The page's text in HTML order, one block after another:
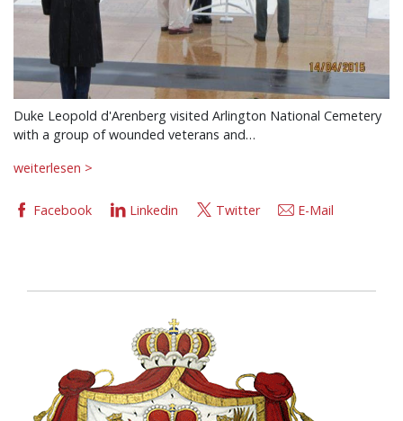
Duke Leopold d'Arenberg visited Arlington National Cemetery
with a group of wounded veterans and…
weiterlesen >
Facebook Linkedin Twitter E-Mail